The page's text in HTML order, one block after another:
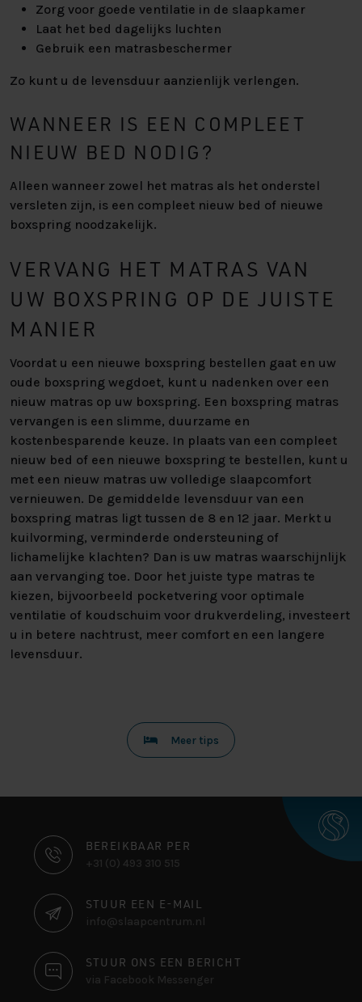
Zorg voor goede ventilatie in de slaapkamer
Laat het bed dagelijks luchten
Gebruik een matrasbeschermer
Zo kunt u de levensduur aanzienlijk verlengen.
WANNEER IS EEN COMPLEET
NIEUW BED NODIG?
Alleen wanneer zowel het matras als het onderstel
versleten zijn, is een compleet nieuw bed of nieuwe
boxspring noodzakelijk.
VERVANG HET MATRAS VAN
UW BOXSPRING OP DE JUISTE
MANIER
Voordat u een nieuwe boxspring bestellen gaat en uw
oude boxspring wegdoet, kunt u nadenken over een
nieuw matras op uw boxspring. Een boxspring matras
vervangen is een slimme, duurzame en
kostenbesparende keuze. In plaats van een compleet
nieuw bed of een nieuwe boxspring te bestellen, kunt u
met een nieuw matras uw volledige slaapcomfort
vernieuwen. De gemiddelde levensduur van een
boxspring matras ligt tussen de 8 en 12 jaar. Merkt u
kuilvorming, verminderde ondersteuning of
lichamelijke klachten? Dan is uw matras waarschijnlijk
aan vervanging toe. Door het juiste type matras te
kiezen, bijvoorbeeld pocketvering voor optimale
ventilatie of koudschuim voor drukverdeling, investeert
u in betere nachtrust, meer comfort en een langere
levensduur.
Meer tips
CONTACT
INFORMATIE
BEREIKBAAR PER
+31 (0) 493 310 515
STUUR EEN E-MAIL
info@slaapcentrum.nl
STUUR ONS EEN BERICHT
via Facebook Messenger